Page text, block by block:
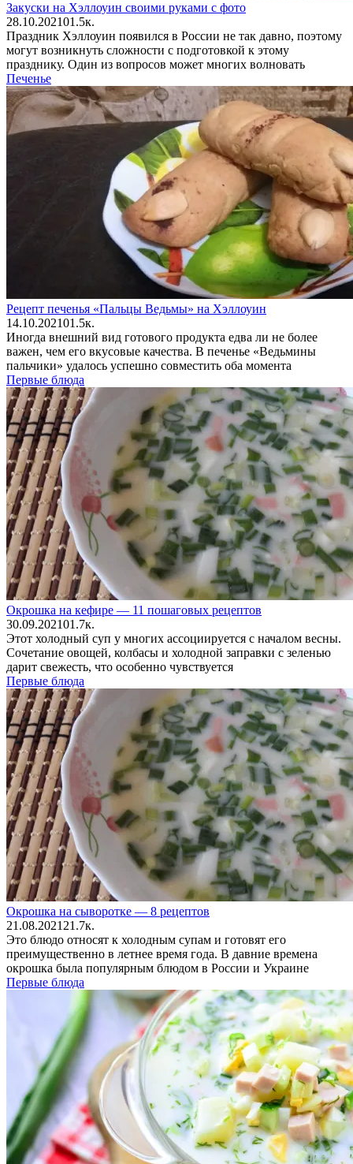
Закуски на Хэллоуин своими руками с фото
28.10.202101.5к.
Праздник Хэллоуин появился в России не так давно, поэтому
могут возникнуть сложности с подготовкой к этому
празднику. Один из вопросов может многих волновать
Печенье
Рецепт печенья «Пальцы Ведьмы» на Хэллоуин
14.10.202101.5к.
Иногда внешний вид готового продукта едва ли не более
важен, чем его вкусовые качества. В печенье «Ведьмины
пальчики» удалось успешно совместить оба момента
Первые блюда
Окрошка на кефире — 11 пошаговых рецептов
30.09.202101.7к.
Этот холодный суп у многих ассоциируется с началом весны.
Сочетание овощей, колбасы и холодной заправки с зеленью
дарит свежесть, что особенно чувствуется
Первые блюда
Окрошка на сыворотке — 8 рецептов
21.08.202121.7к.
Это блюдо относят к холодным супам и готовят его
преимущественно в летнее время года. В давние времена
окрошка была популярным блюдом в России и Украине
Первые блюда